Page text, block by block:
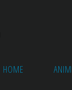
HOME